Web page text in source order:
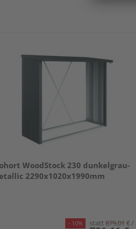
WoodStock 230 dunkelgrau-
2290x1020x1990mm
- 10% statt 879,01€ /